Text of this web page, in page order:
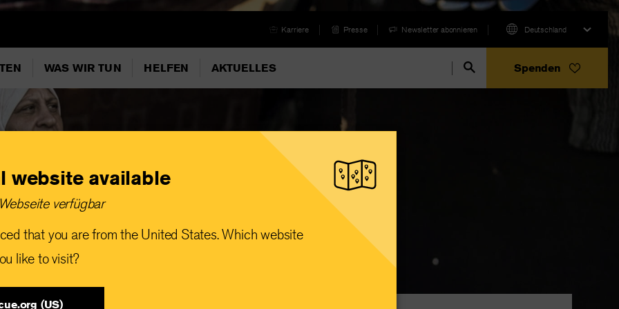
Karriere Presse Newsletter abonnieren Deutschland
WAS WIR TUN HELFEN AKTUELLES Spenden
website available
verfügbar
that you are from the United States. Which website
like to visit?
(US)